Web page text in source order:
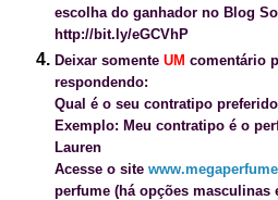
escolha do ganhador no Blog
http://bit.ly/eGCVhP
Deixar somente UM comentário
respondendo:
Qual é o seu contratipo
Exemplo: Meu contratipo é o
Lauren
Acesse o site
perfume (há opções masculinas